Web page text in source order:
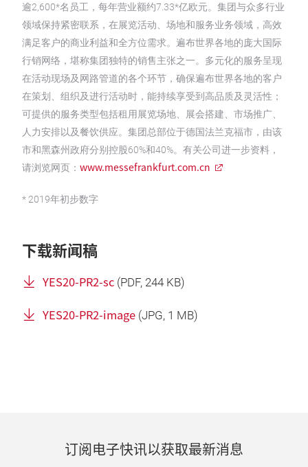
逾2,600*名员工，每年营业额约7.33*亿欧元。集团与众多行业
领域保持紧密联系，在展览活动、场地和服务业务领域，高效
满足客户的商业利益和全方位需求。遍布世界各地的庞大国际
行销网络，堪称集团独特的销售主张之一。多元化的服务呈现
在活动现场及网路管道的各个环节，确保遍布世界各地的客户
在策划、组织及进行活动时，能持续享受到高品质及灵活性；
可提供的服务类型包括租用展览场地、展会搭建、市场推广、
人力安排以及餐饮供应。集团总部位于德国法兰克福市，由该
市和黑森州政府分别控股60%和40%。有关公司进一步资料，
请浏览网页： www.messefrankfurt.com.cn
* 2019年初步数字
下载新闻稿
YES20-PR2-sc (PDF, 244 KB)
YES20-PR2-image (JPG, 1 MB)
订阅电子快讯以获取最新消息